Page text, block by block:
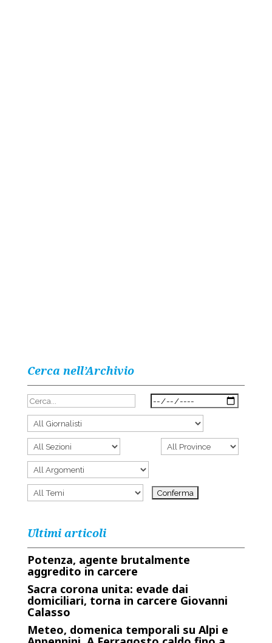
Cerca nell’Archivio
Ultimi articoli
Potenza, agente brutalmente
aggredito in carcere
Sacra corona unita: evade dai
domiciliari, torna in carcere Giovanni
Calasso
Meteo, domenica temporali su Alpi e